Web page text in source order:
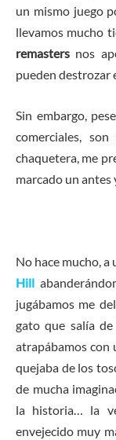
un mismo juego
llevamos mucho
remasters nos
pueden destrozar
Sin embargo,
comerciales,
chaquetera, me
marcado un antes
No hace mucho,
Hill
jugábamos me
gato que salía
atrapábamos con
quejaba de los
de mucha
la historia… la
envejecido muy